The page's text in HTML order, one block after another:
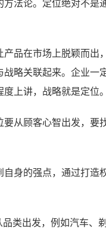
法论。定位绝对不是
品在市场上脱颖而出
略关联起来。企业一
上讲，战略就是定位。
从顾客心智出发，要
身的强点，通过打造
类出发，例如汽车、